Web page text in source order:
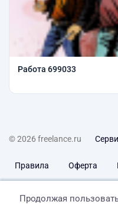
Работа 699033
© 2026 freelance.ru
Правила Оферта
Продолжая